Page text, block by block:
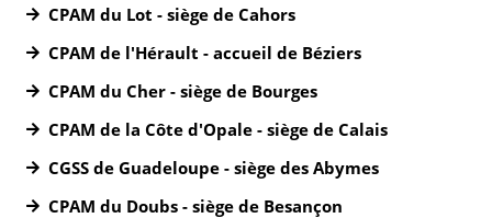
CPAM du Lot - siège de Cahors
CPAM de l'Hérault - accueil de Béziers
CPAM du Cher - siège de Bourges
CPAM de la Côte d'Opale - siège de Calais
CGSS de Guadeloupe - siège des Abymes
CPAM du Doubs - siège de Besançon